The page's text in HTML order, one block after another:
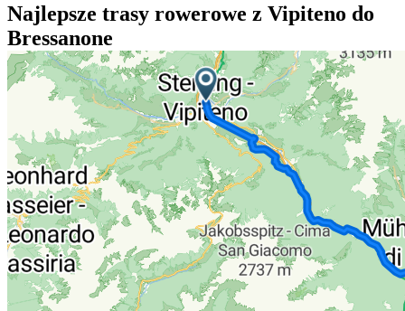
Najlepsze trasy rowerowe z Vipiteno do
Bressanone